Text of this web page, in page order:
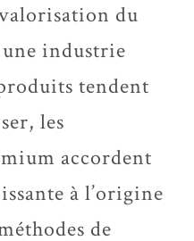
du
industrie
tendent
les
accordent
à l’origine
de